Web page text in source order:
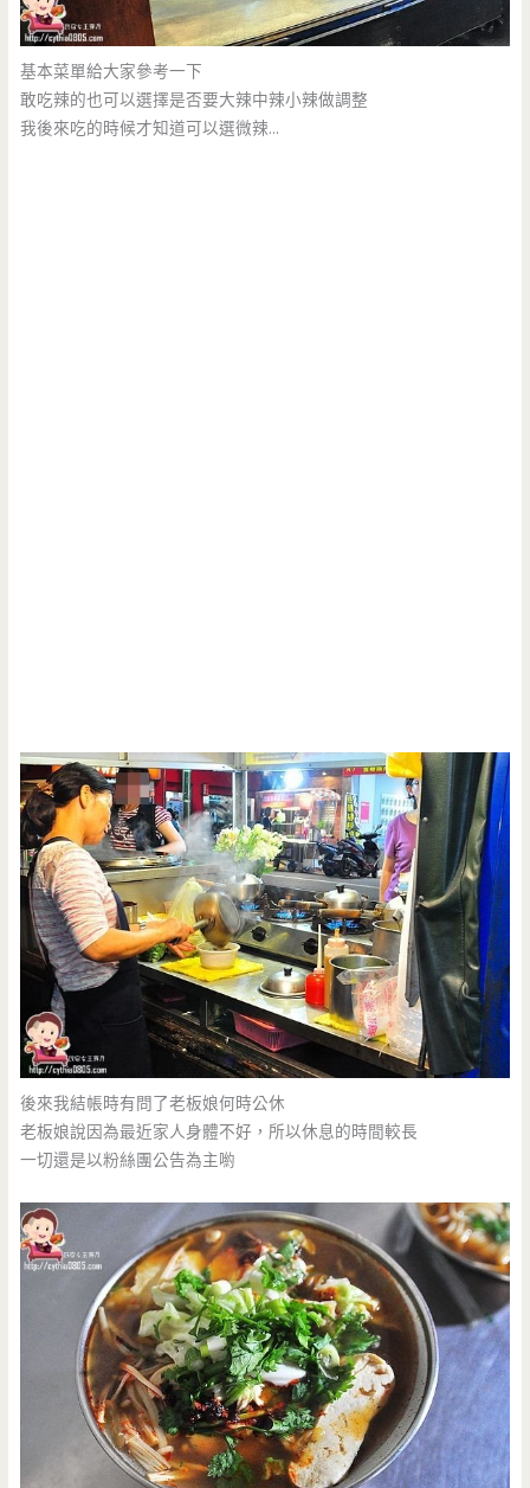
基本菜單給大家參考一下
敢吃辣的也可以選擇是否要大辣中辣小辣做調整
我後來吃的時候才知道可以選微辣…
後來我結帳時有問了老板娘何時公休
老板娘說因為最近家人身體不好，所以休息的時間較長
一切還是以粉絲團公告為主喲